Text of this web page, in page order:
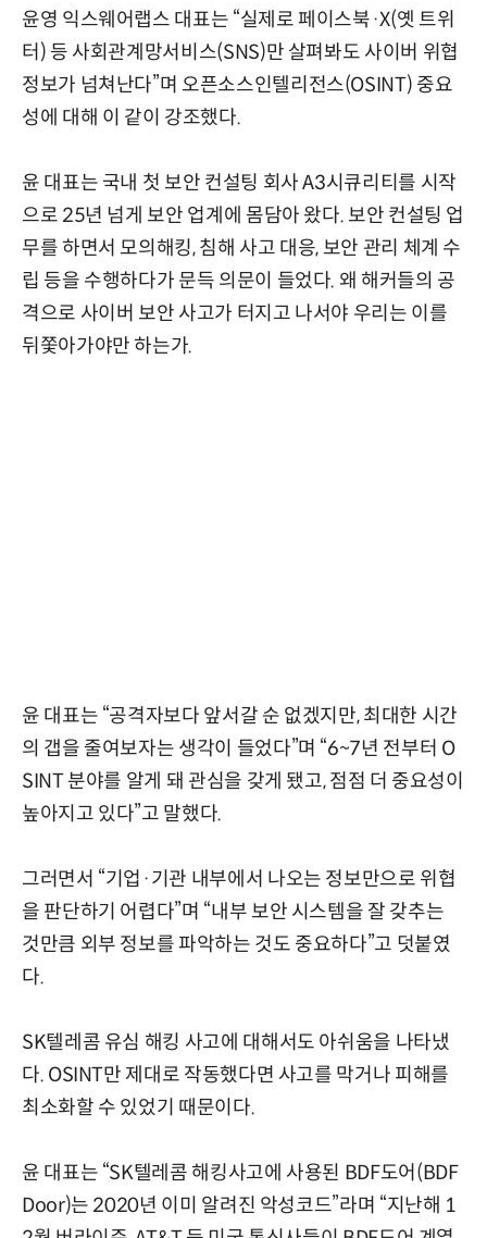
윤영 익스웨어랩스 대표는 “실제로 페이스북·X(옛 트위
터) 등 사회관계망서비스(SNS)만 살펴봐도 사이버 위협
정보가 넘쳐난다”며 오픈소스인텔리전스(OSINT) 중요
성에 대해 이 같이 강조했다.
윤 대표는 국내 첫 보안 컨설팅 회사 A3시큐리티를 시작
으로 25년 넘게 보안 업계에 몸담아 왔다. 보안 컨설팅 업
무를 하면서 모의해킹, 침해 사고 대응, 보안 관리 체계 수
립 등을 수행하다가 문득 의문이 들었다. 왜 해커들의 공
격으로 사이버 보안 사고가 터지고 나서야 우리는 이를
뒤쫓아가야만 하는가.
윤 대표는 “공격자보다 앞서갈 순 없겠지만, 최대한 시간
의 갭을 줄여보자는 생각이 들었다”며 “6~7년 전부터 O
SINT 분야를 알게 돼 관심을 갖게 됐고, 점점 더 중요성이
높아지고 있다”고 말했다.
그러면서 “기업·기관 내부에서 나오는 정보만으로 위협
을 판단하기 어렵다”며 “내부 보안 시스템을 잘 갖추는
것만큼 외부 정보를 파악하는 것도 중요하다”고 덧붙였
다.
SK텔레콤 유심 해킹 사고에 대해서도 아쉬움을 나타냈
다. OSINT만 제대로 작동했다면 사고를 막거나 피해를
최소화할 수 있었기 때문이다.
윤 대표는 “SK텔레콤 해킹사고에 사용된 BDF도어(BDF
Door)는 2020년 이미 알려진 악성코드”라며 “지난해 1